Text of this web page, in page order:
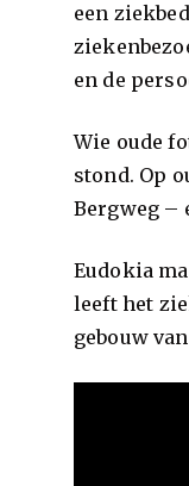
een
en de
Wie oude
stond. Op
Bergweg –
Eudokia
leeft het
gebouw